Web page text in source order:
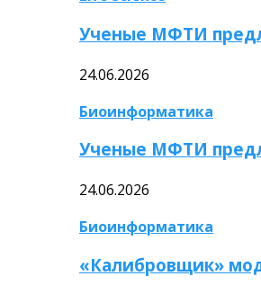
Ученые МФТИ
24.06.2026
Биоинформатика
Ученые МФТИ
24.06.2026
Биоинформатика
«Калибровщик»